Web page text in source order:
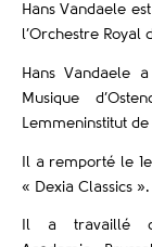
Hans Vandaele
l’Orchestre Royal
Hans Vandaele
Musique
Lemmeninstitut
Il a remporté le
« Dexia Classics ».
Il a travaillé